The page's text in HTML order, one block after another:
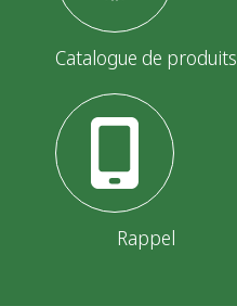
Catalogue de produits
Rappel